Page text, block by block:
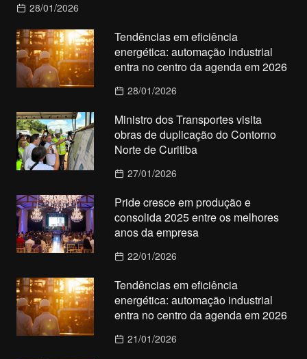
28/01/2026
Tendências em eficiência
energética: automação industrial
entra no centro da agenda em 2026
28/01/2026
Ministro dos Transportes visita
obras de duplicação do Contorno
Norte de Curitiba
27/01/2026
Pride cresce em produção e
consolida 2025 entre os melhores
anos da empresa
22/01/2026
Tendências em eficiência
energética: automação industrial
entra no centro da agenda em 2026
21/01/2026